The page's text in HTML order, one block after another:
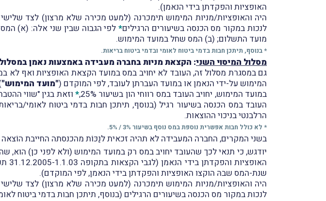
האופציות והפקדתן בידי הנאמן).
לנכות במקור מס הכנסה בשיעורים הרגילים*לפי הגבוה שבין שני אלה: (א)
מועד התשלום; (ב) המס שחל במועד המימוש.
* בנוסף, תיתכן חבות בדמי ביטוח לאומי ובדמי ביטוח בריאות.
מסלול המיסוי השני: הקצאת מניות בחברה מעבידה באמצעות נאמן במסלול
גם במסגרת מסלול זה, העובד לא יחויב במס במועד הקצאת האופציות ואף לא
המימוש על-ידי הנאמן או במועד העברתן לעובד, לפי המוקדם ("מועד המימוש"
במועד המימוש, יחויב העובד במס רווחי הון בשיעור 25%,
* וזאת בגין "שווי
העובד במס הכנסה בשיעור רגיל (בנוסף, תיתכן חבות בדמי ביטוח לאומי/
הרלבנטי בניכוי ההוצאות.
* לא כולל חבות אפשרית נוספת במס נוסף בשיעור 3% / 5%.
בשני המקרים, החברה המעבידה לא תהיה זכאית לנַכּוֹת מהכנסתה החייבת הוֹצאה
שנת-המס שבהּ הוקצו האופציות והפקדתן בידי הנאמן, לפי המוקדם).
לנכות במקור מס הכנסה בשיעורים הרגילים (בנוסף, תיתכן חבות בדמי ביטוח